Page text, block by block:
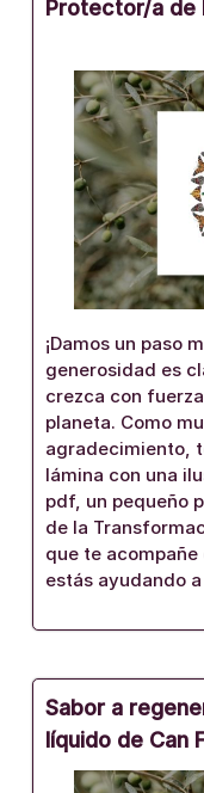
Protector/a de
¡Damos un paso
generosidad es
crezca con
planeta. Como
agradecimiento,
lámina con una
pdf, un pequeño
de la
que te
estás ayudando
Sabor a
líquido de Can